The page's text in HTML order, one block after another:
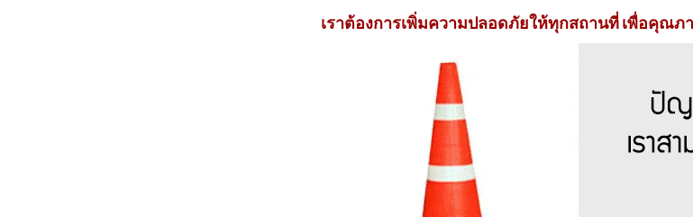
เราต้องการเพิ่มความปลอดภัยให้ทุกสถานที่ เพื่อคุณ